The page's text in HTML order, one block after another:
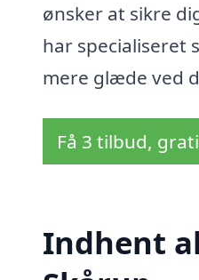
ønsker at sikre
har specialiseret
mere glæde ved
Få 3 tilbud,
Indhent